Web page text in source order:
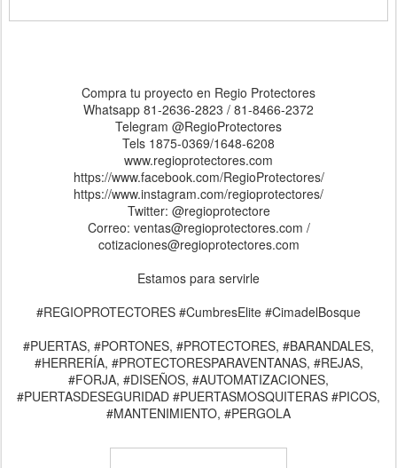
Compra tu proyecto en Regio Protectores
Whatsapp 81-2636-2823 / 81-8466-2372
Telegram @RegioProtectores
Tels 1875-0369/1648-6208
www.regioprotectores.com
https://www.facebook.com/RegioProtectores/
https://www.instagram.com/regioprotectores/
Twitter: @regioprotectore
Correo: ventas@regioprotectores.com /
cotizaciones@regioprotectores.com
Estamos para servirle
#REGIOPROTECTORES #CumbresElite #CimadelBosque
#PUERTAS, #PORTONES, #PROTECTORES, #BARANDALES,
#HERRERÍA, #PROTECTORESPARAVENTANAS, #REJAS,
#FORJA, #DISEÑOS, #AUTOMATIZACIONES,
#PUERTASDESEGURIDAD #PUERTASMOSQUITERAS #PICOS,
#MANTENIMIENTO, #PERGOLA